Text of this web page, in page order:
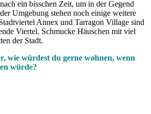
ein bisschen Zeit, um in der Gegend
Umgebung stehen noch einige weitere
Annex und Tarragon Village sind
Viertel. Schmucke Häuschen mit viel
der Stadt.
wie würdest du gerne wohnen, wenn
würde?